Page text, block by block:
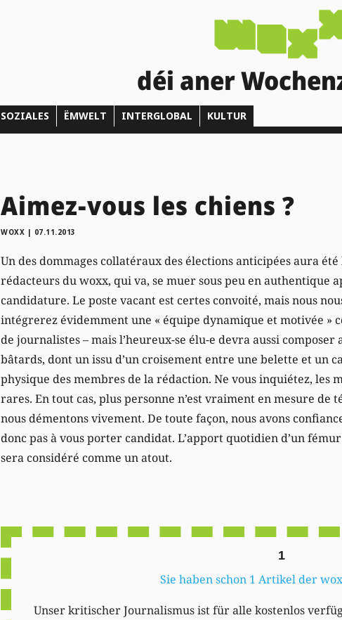
déi aner
SOZIALES ËMWELT INTERGLOBAL KULTUR
Aimez-vous les chiens ?
WOXX | 07.11.2013
Un des dommages collatéraux des élections anticipées aura
rédacteurs du woxx, qui va, se muer sous peu en authentique
candidature. Le poste vacant est certes convoité, mais nous
intégrerez évidemment une « équipe dynamique et motivée »
de journalistes – mais l’heureux-se élu-e devra aussi
bâtards, dont un issu d’un croisement entre une belette et un
physique des membres de la rédaction. Ne vous inquiétez, les
rares. En tout cas, plus personne n’est vraiment en mesure de
nous démentons vivement. De toute façon, nous avons
donc pas à vous porter candidat. L’apport quotidien d’un
sera considéré comme un atout.
1
Sie haben schon 1 Artikel der
Unser kritischer Journalismus ist für alle kostenlos